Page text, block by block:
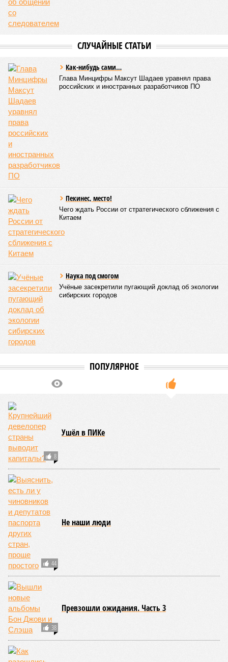
СЛУЧАЙНЫЕ СТАТЬИ
Как-нибудь сами…
Глава Минцифры Максут Шадаев уравнял права
российских и иностранных разработчиков ПО
Пекинес, место!
Чего ждать России от стратегического сближения с
Китаем
Наука под смогом
Учёные засекретили пугающий доклад об экологии
сибирских городов
ПОПУЛЯРНОЕ
8
Ушёл в ПИКе
44
Не наши люди
38
Превзошли ожидания. Часть 3